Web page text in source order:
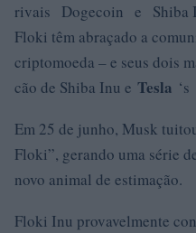
rivais
Dogecoin e Shiba
Floki têm abraçado a
criptomoeda – e seus dois
cão de Shiba Inu e Tesla ‘s
Em 25 de junho, Musk
Floki”, gerando uma série
novo animal de estimação.
Floki Inu provavelmente